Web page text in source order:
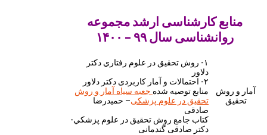
منابع کارشناسی ارشد مجموعه
روانشناسی سال ۹۹ – ۱۴۰۰
آمار و روش
تحقیق
۱- روش تحقيق در علوم رفتاري دكتر
دلاور
۲- احتمالات و آمار کاربردی دکتر دلاور
منابع توصیه شده جعبه سیاه آمار و روش
تحقیق در علوم پزشکی– حمیدرضا
صادقی
كتاب جامع روش تحقيق در علوم پزشكي-
دکتر صادقی گندمانی